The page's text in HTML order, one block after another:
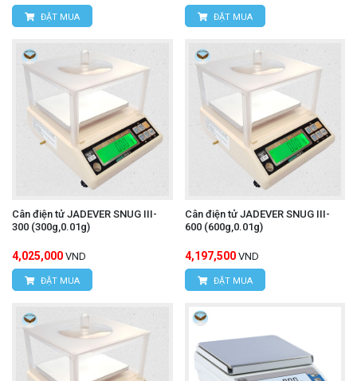
ĐẶT MUA ĐẶT MUA
Cân điện tử JADEVER SNUG III-
300 (300g,0.01g)
4,025,000 VND
ĐẶT MUA
Cân điện tử JADEVER SNUG III-
600 (600g,0.01g)
4,197,500 VND
ĐẶT MUA